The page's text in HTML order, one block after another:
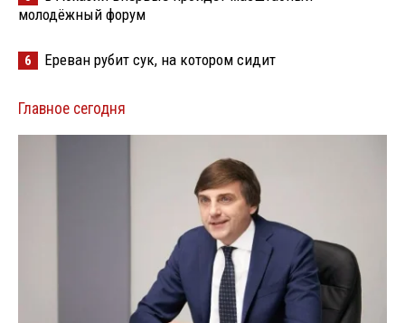
молодёжный форум
6 Ереван рубит сук, на котором сидит
Главное сегодня